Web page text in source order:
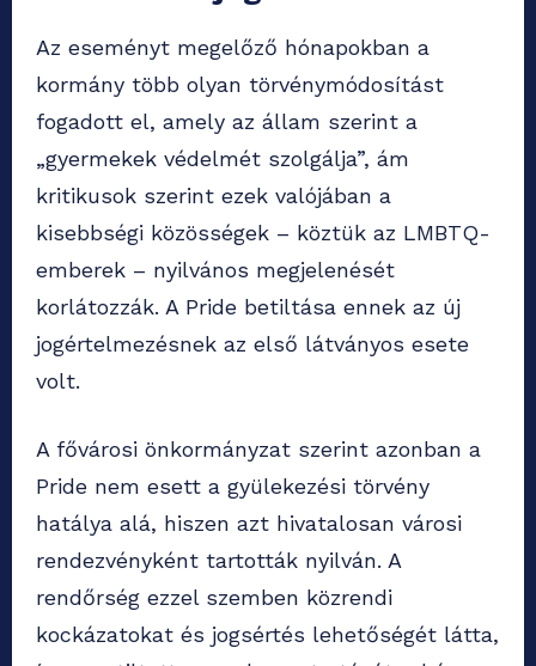
Az eseményt megelőző hónapokban a
kormány több olyan törvénymódosítást
fogadott el, amely az állam szerint a
„gyermekek védelmét szolgálja”, ám
kritikusok szerint ezek valójában a
kisebbségi közösségek – köztük az LMBTQ-
emberek – nyilvános megjelenését
korlátozzák. A Pride betiltása ennek az új
jogértelmezésnek az első látványos esete
volt.
A fővárosi önkormányzat szerint azonban a
Pride nem esett a gyülekezési törvény
hatálya alá, hiszen azt hivatalosan városi
rendezvényként tartották nyilván. A
rendőrség ezzel szemben közrendi
kockázatokat és jogsértés lehetőségét látta,